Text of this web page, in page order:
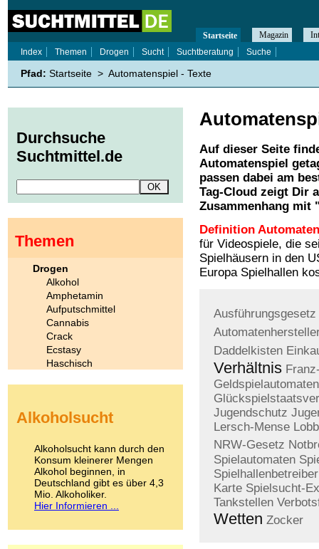
Auf dieser Seite
Automatenspiel
passen dabei am
Tag-Cloud zeigt Dir
Zusammenhang mit
Definition
für Videospiele, die
Spielhäusern in den
Europa Spielhallen
Ausführungsgesetz
Daddelkisten
Verhältnis
Geldspielautomaten
Jugendschutz
Lersch-Mense
NRW-Gesetz
Spielautomaten
Spielhallenbetreiber
Karte Spielsucht-
Tankstellen
Wetten Zocker
Startseite Magazin
Index
Themen Drogen Sucht Suchtberatung Suche
Pfad: Startseite > Automatenspiel - Texte
Durchsuche
Suchtmittel.de
Themen
Drogen
Alkohol
Amphetamin
Aufputschmittel
Cannabis
Crack
Ecstasy
Haschisch
Kokain
LSD
Marihuana
Medikamente
Meskalin
Metamphetamin
Methadon
Alkoholsucht
Alkoholsucht kann durch den
Konsum kleinerer Mengen
Alkohol beginnen, in
Deutschland gibt es über 4,3
Mio. Alkoholiker.
Hier Informieren ...